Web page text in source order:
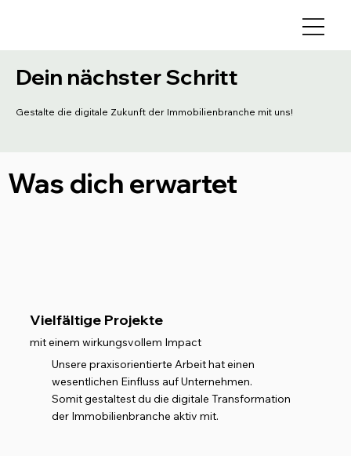
Dein nächster Schritt
Gestalte die digitale Zukunft der Immobilienbranche mit uns!
Was dich erwartet
Vielfältige Projekte
mit einem wirkungsvollem Impact
Unsere praxisorientierte Arbeit hat einen
wesentlichen Einfluss auf Unternehmen.
Somit gestaltest du die digitale Transformation
der Immobilienbranche aktiv mit.